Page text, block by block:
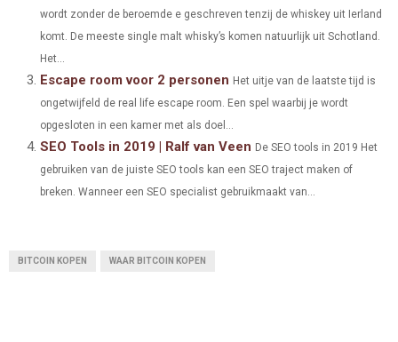
O
T
E
R
)
O
N
O
O
K
O
N
R
E
S
T
O
D
N
O
wordt zonder de beroemde e geschreven tenzij de whiskey uit Ierland
komt. De meeste single malt whisky’s komen natuurlijk uit Schotland.
Het...
Escape room voor 2 personen Het uitje van de laatste tijd is
ongetwijfeld de real life escape room. Een spel waarbij je wordt
opgesloten in een kamer met als doel...
SEO Tools in 2019 | Ralf van Veen De SEO tools in 2019 Het
gebruiken van de juiste SEO tools kan een SEO traject maken of
breken. Wanneer een SEO specialist gebruikmaakt van...
BITCOIN KOPEN WAAR BITCOIN KOPEN